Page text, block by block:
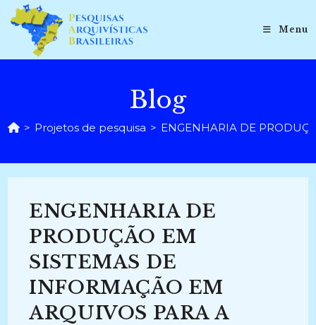
para
conteúdo
Menu
Blog
> Projetos de pesquisa > ENGENHARIA DE
ENGENHARIA DE
PRODUÇÃO EM
SISTEMAS DE
INFORMAÇÃO EM
ARQUIVOS PARA A